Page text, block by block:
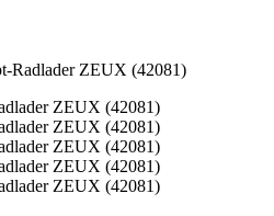
Radlader ZEUX (42081)